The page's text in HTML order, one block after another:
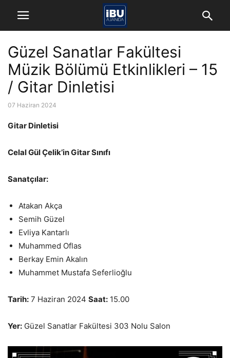
Güzel Sanatlar Fakültesi
Müzik Bölümü Etkinlikleri – 15
/ Gitar Dinletisi
07 Haziran 2024
Gitar Dinletisi
Celal Gül Çelik’in Gitar Sınıfı
Sanatçılar:
Atakan Akça
Semih Güzel
Evliya Kantarlı
Muhammed Oflas
Berkay Emin Akalın
Muhammet Mustafa Seferlioğlu
Tarih: 7 Haziran 2024 Saat: 15.00
Yer: Güzel Sanatlar Fakültesi 303 Nolu Salon